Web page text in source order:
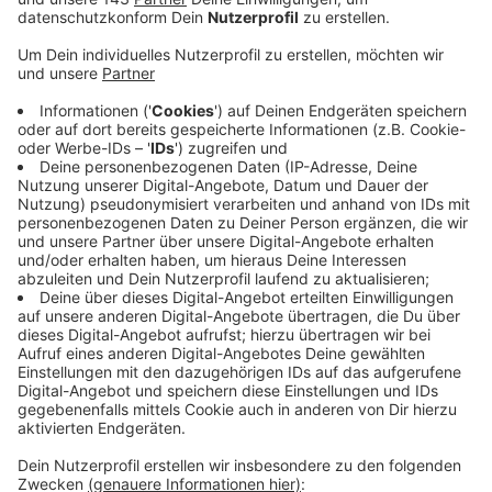
Radstreifen, neue Gehwege und
Straßenbeleuchtung. Die Sanierung des mehr als
ein Kilometer langen Stückes zwischen
Fischertalweg und Crengeldanzstraße wird
mehrere Jahre dauern. Die größeren Kanal- und
Straßenbaumaßnahmen starten nicht vor 2026,
wohl aber die Vorbereitungen. Später sollen in dem
Bereich mehr Bäume stehen als jetzt. Ab Ende
Januar wird der Bestand aber erst einmal gerodet.
Bevor die ESW loslegen, verlegen die Stadtwerke
ab dem Frühjahr eine Wassertransportleitung und
Leerrohre. Für diese Arbeiten bleibt die
Sprockhöveler Straße befahrbar. Über die
einzelnen Bauabschnitte und Einschränkungen gibt
es dann separate Infos von Stadt und den Wittener
Stadtwerken.